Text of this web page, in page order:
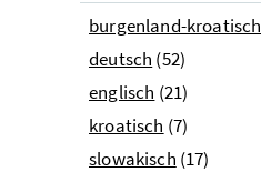
burgenland-kroatisch
deutsch (52)
englisch (21)
kroatisch (7)
slowakisch (17)